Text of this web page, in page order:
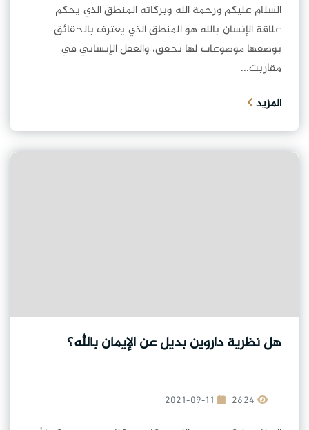
السلام عليكم ورحمة الله وبركاته المنطق الذي يحكم
علاقة الإنسان بالله هو المنطق الذي يعترف بالحقائق
بوصفها موضوعات لها تحقق، والعقل الإنساني في
مقاربت...
المزيد
هل نظرية داروين بديل عن الإيمان بالله؟
2021-09-11